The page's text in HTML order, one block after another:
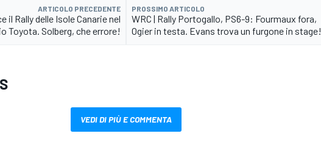
ARTICOLO PRECEDENTE
il Rally delle Isole Canarie nel
Toyota. Solberg, che errore!
PROSSIMO ARTICOLO
WRC | Rally Portogallo, PS6-9: Fourmaux fora,
Ogier in testa. Evans trova un furgone in stage!
VEDI DI PIÙ E COMMENTA